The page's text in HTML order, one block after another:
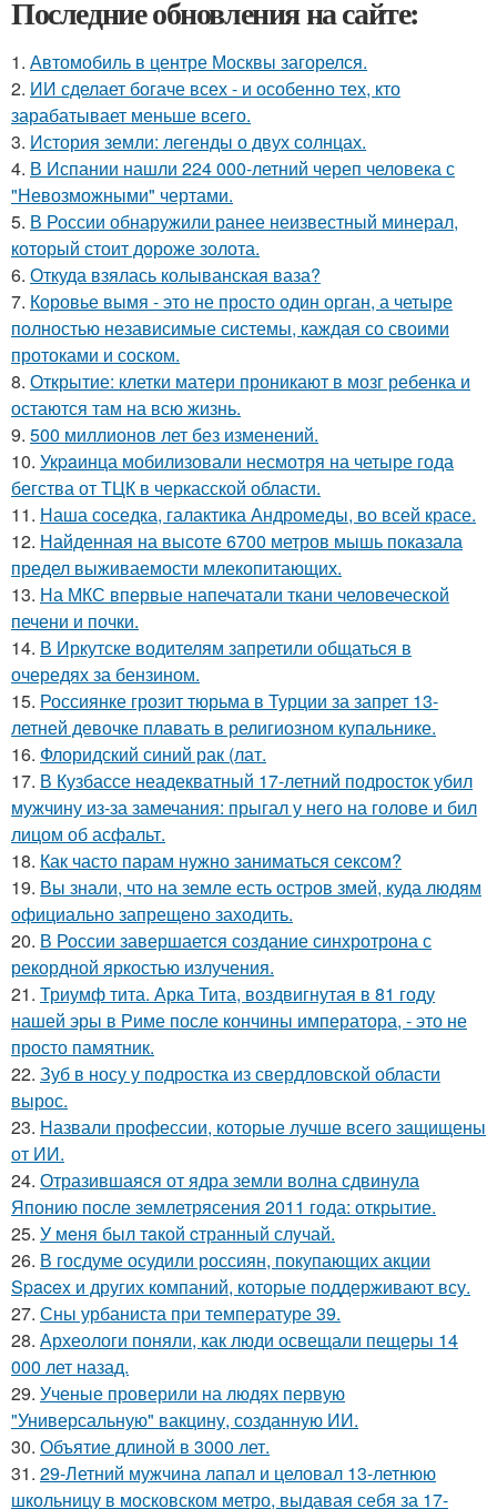
Последние обновления на сайте:
1. Автомобиль в центре Москвы загорелся.
2. ИИ сделает богаче всех - и особенно тех, кто
зарабатывает меньше всего.
3. История земли: легенды о двух солнцах.
4. В Испании нашли 224 000-летний череп человека с
"Невозможными" чертами.
5. В России обнаружили ранее неизвестный минерал,
который стоит дороже золота.
6. Откуда взялась колыванская ваза?
7. Коровье вымя - это не просто один орган, а четыре
полностью независимые системы, каждая со своими
протоками и соском.
8. Открытие: клетки матери проникают в мозг ребенка и
остаются там на всю жизнь.
9. 500 миллионов лет без изменений.
10. Укpaинца мобилизовали несмотря на четыре года
бегства от ТЦК в черкасской области.
11. Наша соседка, галактика Андромеды, во всей красе.
12. Найденная на высоте 6700 метров мышь показала
предел выживаемости млекопитающих.
13. На МКС впервые напечатали ткани человеческой
печени и почки.
14. В Иркутске водителям запретили общаться в
очередях за бензином.
15. Россиянке грозит тюрьма в Турции за запрет 13-
летней девочке плавать в религиозном купальнике.
16. Флоридский синий рак (лат.
17. В Кузбассе неадекватный 17-летний подросток убил
мужчину из-за замечания: прыгал у него на голове и бил
лицом об асфальт.
18. Как часто парам нужно заниматься сексом?
19. Вы знали, что на земле есть остров змей, куда людям
официально запрещено заходить.
20. В России завершается создание синхротрона с
рекордной яркостью излучения.
21. Триумф тита. Арка Тита, воздвигнутая в 81 году
нашей эры в Риме после кончины императора, - это не
просто памятник.
22. Зуб в носу у подростка из свердловской области
вырос.
23. Назвали профессии, которые лучше всего защищены
от ИИ.
24. Отразившаяся от ядра земли волна сдвинула
Японию после землетрясения 2011 года: открытие.
25. У мeня был тaкой cтранный слyчай.
26. В госдуме осудили россиян, покупающих акции
Spacex и других компаний, которые поддерживают всу.
27. Сны урбаниста при температуре 39.
28. Археологи поняли, как люди освещали пещеры 14
000 лет назад.
29. Ученые проверили на людях первую
"Универсальную" вакцину, созданную ИИ.
30. Объятие длиной в 3000 лет.
31. 29-Летний мужчина лапал и целовал 13-летнюю
школьницу в московском метро, выдавая себя за 17-